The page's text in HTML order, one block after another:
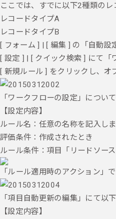
ここでは、すでに以下2種類の
レコードタイプA
レコードタイプB
[ フォーム ] | [ 編集 ] の「自動設
[ 設定 ] | [ クイック検索 ] にて「
[ 新規ルール ] をクリックし、
「ワークフローの設定」につい
【設定内容】
ルール名：任意の名称を記入し
評価条件：作成されたとき
ルール条件：項目「リードソー
「ルール適用時のアクション」
「項目自動更新の編集」にて以
【設定内容】